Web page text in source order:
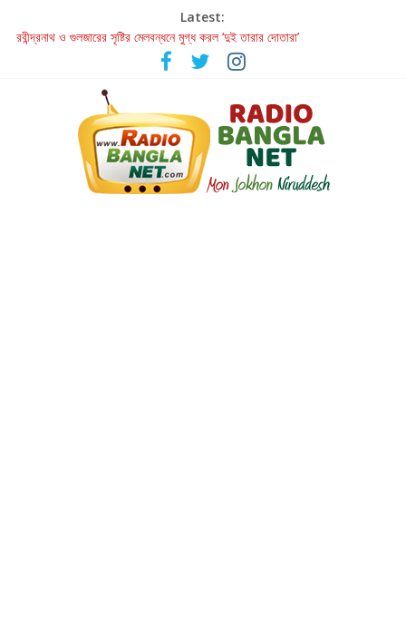
Latest:
রবীন্দ্রনাথ ও গুলজারের সৃষ্টির মেলবন্ধনে মুগ্ধ করল ‘দুই তারার দোতারা’
কলের গান থেকে রীলস্ — বাঙালির গান শোনার বিবর্তনের গল্প
জগন্নাথমঙ্গলম্ — বাংলায় প্রথমবার মঞ্চে এবার রথযাত্রার উদযাপন
Retribution: A Thought-Provoking Short Film That Challenges
Our Understanding of Justice
হাওয়া বদলের টলিউডে ‘তুমি এলে তাই’